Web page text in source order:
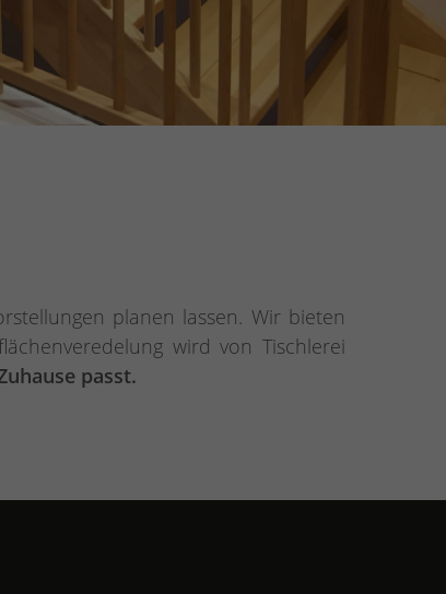
planen lassen. Wir bieten
wird von Tischlerei
passt.